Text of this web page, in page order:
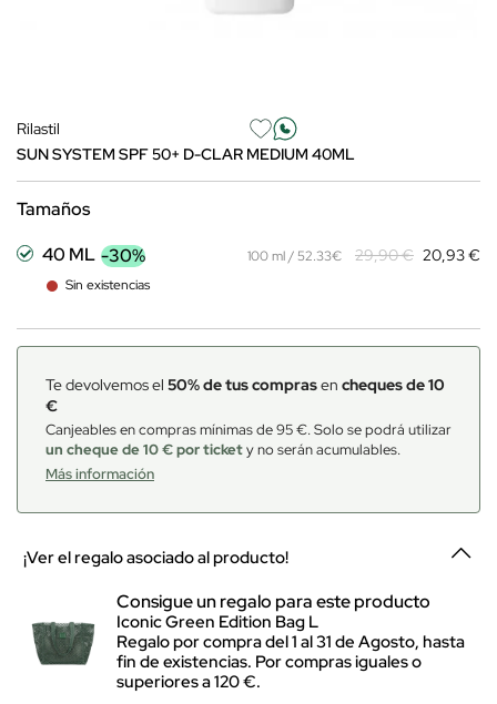
Rilastil
SUN SYSTEM SPF 50+ D-CLAR MEDIUM 40ML
Tamaños
40 ML -30%
Sin existencias
100 ml / 52.33€ 29,90 € 20,93 €
Te devolvemos el 50% de tus comprasen cheques de 10
€
Canjeables en compras mínimas de 95 €. Solo se podrá utilizar
un cheque de 10 € por tickety no serán acumulables.
Más información
¡Ver el regalo asociado al producto!
Consigue un regalo para este producto
Iconic Green Edition Bag L
Regalo por compra del 1 al 31 de Agosto, hasta
fin de existencias. Por compras iguales o
superiores a 120 €.